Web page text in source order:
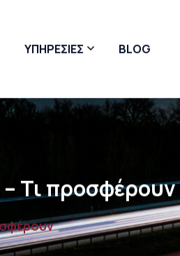
ΥΠΗΡΕΣΙΕΣ BLOG
– Τι προσφέρουν